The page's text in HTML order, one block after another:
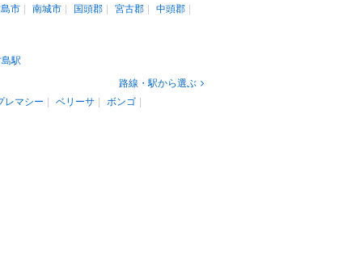
市 南城市 国頭郡 宮古郡
中頭郡
駅
路線・駅から選ぶ
レマシー ベリーサ
ボンゴ